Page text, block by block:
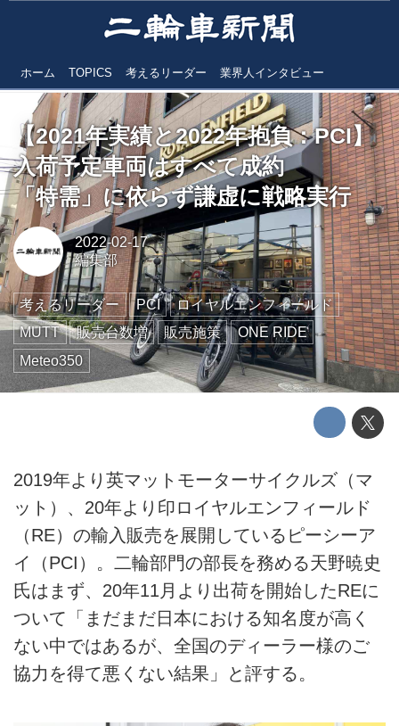
ホーム TOPICS 考えるリーダー 業界人インタビュー
【2021年実績と2022年抱負：PCI】
入荷予定車両はすべて成約
「特需」に依らず謙虚に戦略実行
2022-02-17
編集部
考えるリーダー PCI
ロイヤルエンフィールド
MUTT
販売台数増 販売施策
ONE RIDE
Meteo350
2019年より英マットモーターサイクルズ（マ
ット）、20年より印ロイヤルエンフィールド
（RE）の輸入販売を展開しているピーシーア
イ（PCI）。二輪部門の部長を務める天野暁史
氏はまず、20年11月より出荷を開始したREに
ついて「まだまだ日本における知名度が高く
ない中ではあるが、全国のディーラー様のご
協力を得て悪くない結果」と評する。